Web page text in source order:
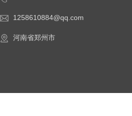
1258610884@qq.com
河南省郑州市